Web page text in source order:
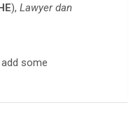
), Lawyer dan
some